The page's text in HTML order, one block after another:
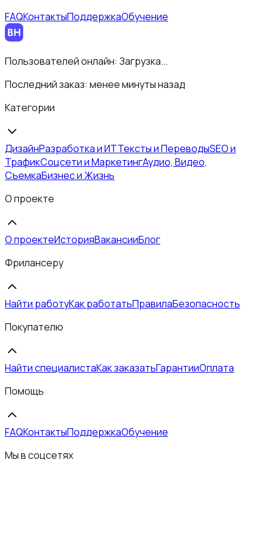
FAQКонтактыПоддержкаОбучение
Пользователей онлайн: Загрузка...
Последний заказ: менее минуты назад
Категории
ДизайнРазработка и ИТТексты и ПереводыSEO и
ТрафикСоцсети и МаркетингАудио, Видео,
СъемкаБизнес и Жизнь
О проекте
О проектеИсторияВакансииБлог
Фрилансеру
Найти работуКак работатьПравилаБезопасность
Покупателю
Найти специалистаКак заказатьГарантииОплата
Помощь
FAQКонтактыПоддержкаОбучение
Мы в соцсетях